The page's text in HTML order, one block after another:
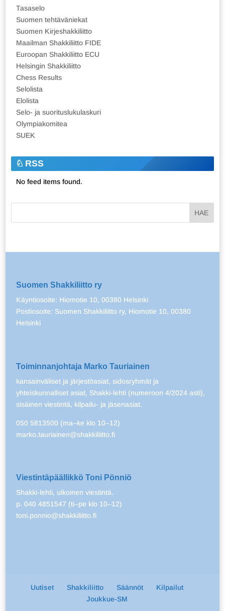
Tasaselo
Suomen tehtäväniekat
Suomen Kirjeshakkiliitto
Maailman Shakkiliitto FIDE
Euroopan Shakkiliitto ECU
Helsingin Shakkiliitto
Chess Results
Selolista
Elolista
Selo- ja suorituslukulaskuri
Olympiakomitea
SUEK
RSS
No feed items found.
Suomen Shakkiliitto ry
Käyntiosoite: Hiomotie 10, 00380 Helsinki
Postiosoite: Suomen Shakkiliitto ry, Hiomotie 10, 00380
Helsinki
Toiminnanjohtaja Marko Tauriainen
kansainväliset ja järjestöasiat, sidosryhmät ja
yhteiskunnalliset asiat, Shakki-lehti (numeroon 4/2024 asti),
sisäinen viestintä, kilpailu- ja jäsenasiat.
050 5813500 (ma–ke klo 10–12)
marko.tauriainen@shakkiliitto.fi
Viestintäpäällikkö Toni Pönniö
Shakki-lehti, ulkoinen viestintä.
p. 040 4851547 (ti–pe klo 10–12)
toni.ponnio@shakkiliitto.fi
Uutiset Shakkiliitto Säännöt
Kilpailut
Joukkue-SM